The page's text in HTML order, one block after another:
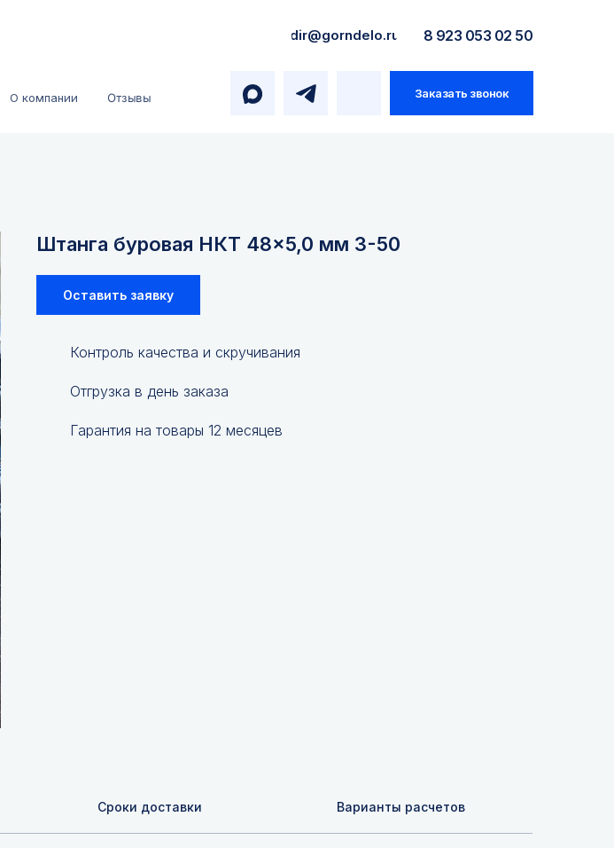
dir@gorndelo.ru 8 923 053 02 50
О компании Отзывы Заказать звонок
Штанга буровая НКТ 48×5,0 мм З-50
Оставить заявку
Контроль качества и скручивания
Отгрузка в день заказа
Гарантия на товары 12 месяцев
Сроки доставки Варианты расчетов